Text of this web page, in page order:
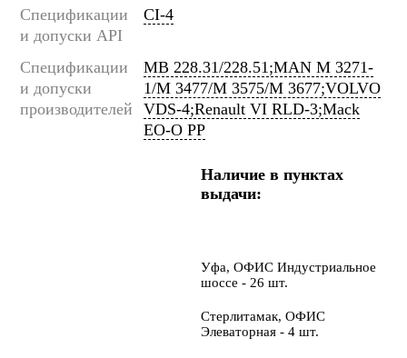
Спецификации
и допуски API
CI-4
Спецификации
и допуски
производителей
MB 228.31/228.51;MAN M 3271-
1/M 3477/M 3575/M 3677;VOLVO
VDS-4;Renault VI RLD-3;Mack
EO-O PP
Наличие в пунктах
выдачи:
Уфа, ОФИС Индустриальное
шоссе - 26 шт.
Стерлитамак, ОФИС
Элеваторная - 4 шт.